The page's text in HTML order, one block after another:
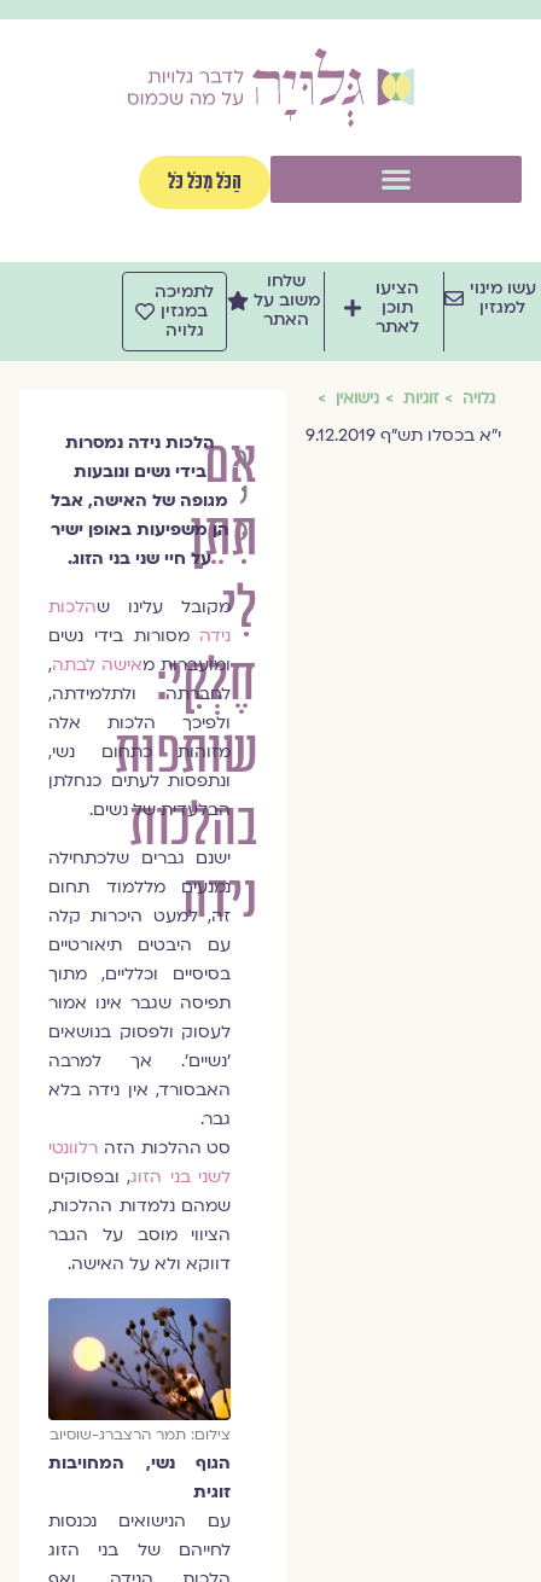
הַכֹּל מִכֹּל כֹּל
מינוי
למגזין
הציעו
תוכן
לאתר
שלחו
משוב על
האתר
לתמיכה
במגזין
גלויה
גלויה זוגיות נישואין
י"א בכסלו תש"ף 9.12.2019
אִם
תִּתֵּן
לִי
חֶלְקִי:
שותפות
בהלכות
נידה
הרבנית
שרה
סגל־כץ
הלכות נידה נמסרות
בידי נשים ונובעות
מגופה של האישה, אבל
הן משפיעות באופן ישיר
על חיי שני בני הזוג.
מקובל עלינו שהלכות
נידהמסורות בידי נשים
ומועברות מ אישה לבתה,
לחברתה ולתלמידתה,
ולפיכך הלכות אלה
מזוהות כתחום נשי,
ונתפסות לעתים כנחלתן
הבלעדית של נשים.
ישנם גברים שלכתחילה
נמנעים מללמוד תחום
זה, למעט היכרות קלה
עם היבטים תיאורטיים
בסיסיים וכלליים, מתוך
תפיסה שגבר אינו אמור
לעסוק ולפסוק בנושאים
'נשיים'. אך למרבה
האבסורד, אין נידה בלא
גבר.
סט ההלכות הזהרלוונטי
לשני בני הזוג, ובפסוקים
שמהם נלמדות ההלכות,
הציווי מוסב על הגבר
דווקא ולא על האישה.
צילום: תמר הרצברג-שוסיוב
הגוף נשי, המחויבות
זוגית
עם הנישואים נכנסות
לחייהם של בני הזוג